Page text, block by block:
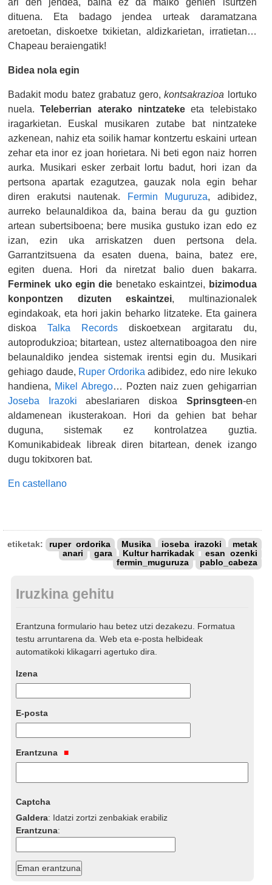
dituena. Eta badago jendea urteak daramatzana
aretoetan, diskoetxe txikietan, aldizkarietan, irratietan…
Chapeau beraiengatik!
Bidea nola egin
Badakit modu batez grabatuz gero,kontsakrazioa lortuko
nuela.Teleberrian aterako nintzatekeeta telebistako
iragarkietan. Euskal musikaren zutabe bat nintzateke
azkenean, nahiz eta soilik hamar kontzertu eskaini urtean
zehar eta inor ez joan horietara. Ni beti egon naiz horren
aurka. Musikari esker zerbait lortu badut, hori izan da
pertsona apartak ezagutzea, gauzak nola egin behar
diren erakutsi nautenak. Fermin Muguruza, adibidez,
aurreko belaunaldikoa da, baina berau da gu guztion
artean subertsiboena; bere musika gustuko izan edo ez
izan, ezin uka arriskatzen duen pertsona dela.
Garrantzitsuena da esaten duena, baina, batez ere,
egiten duena. Hori da niretzat balio duen bakarra.
Ferminek uko egin die benetako eskaintzei, bizimodua
konpontzen dizuten eskaintzei, multinazionalek
egindakoak, eta hori jakin beharko litzateke. Eta gainera
diskoaTalka Recordsdiskoetxean argitaratu du,
autoprodukzioa; bitartean, ustez alternatiboagoa den nire
belaunaldiko jendea sistemak irentsi egin du. Musikari
gehiago daude, Ruper Ordorika adibidez, edo nire lekuko
handiena, Mikel Abrego… Pozten naiz zuen gehigarrian
Joseba Irazoki abeslariaren diskoa Sprinsgteen-en
aldamenean ikusterakoan. Hori da gehien bat behar
duguna, sistemak ez kontrolatzea guztia.
Komunikabideak libreak diren bitartean, denek izango
dugu tokitxoren bat.
En castellano
etiketak: ruper_ordorika Musika joseba_irazoki
metak
anari
gara Kultur harrikadak
esan_ozenki
fermin_muguruza
pablo_cabeza
Iruzkina gehitu
Erantzuna formulario hau betez utzi dezakezu. Formatua
testu arruntarena da. Web eta e-posta helbideak
automatikoki klikagarri agertuko dira.
Izena
E-posta
Erantzuna
Captcha
Galdera: Idatzi zortzi zenbakiak erabiliz
Erantzuna: